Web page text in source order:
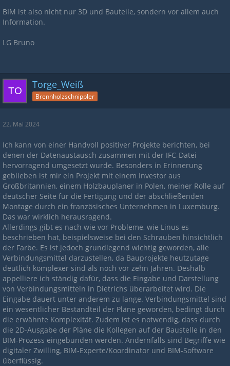
BIM ist also nicht nur 3D und Bauteile, sondern vor allem auch
Information.
LG Bruno
Torge_Weiß
Brennholzschnippler
22. Mai 2024
Ich kann von einer Handvoll positiver Projekte berichten, bei
denen der Datenaustausch zusammen mit der IFC-Datei
hervorragend umgesetzt wurde. Besonders in Erinnerung
geblieben ist mir ein Projekt mit einem Investor aus
Großbritannien, einem Holzbauplaner in Polen, meiner Rolle auf
deutscher Seite für die Fertigung und der abschließenden
Montage durch ein französisches Unternehmen in Luxemburg.
Das war wirklich herausragend.
Allerdings gibt es nach wie vor Probleme, wie Linus es
beschrieben hat, beispielsweise bei den Schrauben hinsichtlich
der Farbe. Es ist jedoch grundlegend wichtig geworden, alle
Verbindungsmittel darzustellen, da Bauprojekte heutzutage
deutlich komplexer sind als noch vor zehn Jahren. Deshalb
appelliere ich ständig dafür, dass die Eingabe und Darstellung
von Verbindungsmitteln in Dietrichs überarbeitet wird. Die
Eingabe dauert unter anderem zu lange. Verbindungsmittel sind
ein wesentlicher Bestandteil der Pläne geworden, bedingt durch
die erwähnte Komplexität. Zudem ist es notwendig, dass durch
die 2D-Ausgabe der Pläne die Kollegen auf der Baustelle in den
BIM-Prozess eingebunden werden. Andernfalls sind Begriffe wie
digitaler Zwilling, BIM-Experte/Koordinator und BIM-Software
überflüssig.